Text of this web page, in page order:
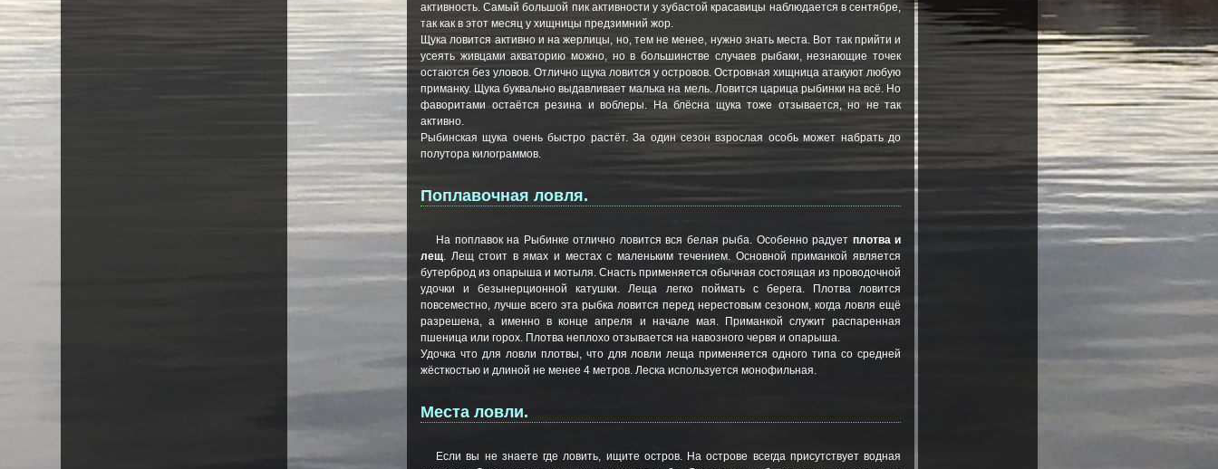
активность. Самый большой пик активности у зубастой красавицы наблюдается в сентябре,
так как в этот месяц у хищницы предзимний жор.
Щука ловится активно и на жерлицы, но, тем не менее, нужно знать места. Вот так прийти и
усеять живцами акваторию можно, но в большинстве случаев рыбаки, незнающие точек
остаются без уловов. Отлично щука ловится у островов. Островная хищница атакуют любую
приманку. Щука буквально выдавливает малька на мель. Ловится царица рыбинки на всё. Но
фаворитами остаётся резина и воблеры. На блёсна щука тоже отзывается, но не так
активно.
Рыбинская щука очень быстро растёт. За один сезон взрослая особь может набрать до
полутора килограммов.
Поплавочная ловля.
На поплавок на Рыбинке отлично ловится вся белая рыба. Особенно радует плотва и
лещ. Лещ стоит в ямах и местах с маленьким течением. Основной приманкой является
бутерброд из опарыша и мотыля. Снасть применяется обычная состоящая из проводочной
удочки и безынерционной катушки. Леща легко поймать с берега. Плотва ловится
повсеместно, лучше всего эта рыбка ловится перед нерестовым сезоном, когда ловля ещё
разрешена, а именно в конце апреля и начале мая. Приманкой служит распаренная
пшеница или горох. Плотва неплохо отзывается на навозного червя и опарыша.
Удочка что для ловли плотвы, что для ловли леща применяется одного типа со средней
жёсткостью и длиной не менее 4 метров. Леска используется монофильная.
Места ловли.
Если вы не знаете где ловить, ищите остров. На острове всегда присутствует водная